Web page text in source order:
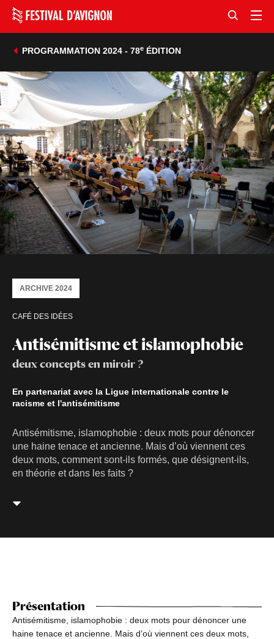
PROGRAMMATION 2024 - 78eÉDITION
Antisémitisme et islamophobie
deux concepts en miroir ?
CAFÉ DES IDÉES
ARCHIVE 2024
En partenariat avec la Ligue internationale contre le
racisme et l'antisémitisme
Antisémitisme, islamophobie : deux mots pour dénoncer
une haine tenace et ancienne. Mais d’où viennent ces
deux mots, comment sont-ils formés, que désignent-ils,
en théorie et dans les faits ?
Présentation
Antisémitisme, islamophobie : deux mots pour dénoncer une
haine tenace et ancienne. Mais d’où viennent ces deux mots,